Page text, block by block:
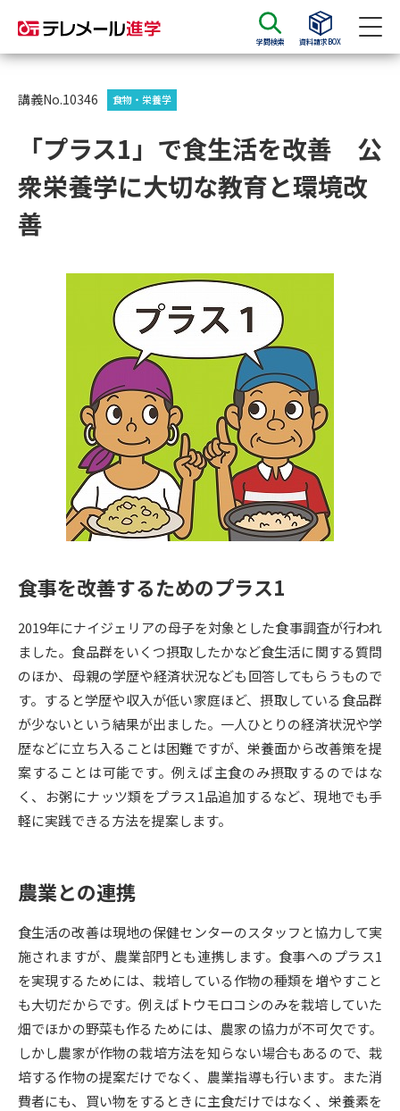
学問検索 資料請求BOX
資料請求
大学・短大の資料種類から請求
大学パンフ
大学・短大以外の資料から請求
専門学校の資料請求 大学院の資料請求
留学・進学関連、塾・予備校
大学入学共通テスト「受験案
内」の請求
大学入学共通テスト「受験上の
配慮案内」の請求
高等学校卒業程度認定試験
高等学校（情報）教員資格認定
大学研究 大学検索
大学で学べる内容や特徴を調べる
新増設大学・学部・学科特集
国際・グローバルに強い大学特
集
デジタルパンフレット
新学年スタート号特集ページ
（高3生用）
新学年スタート号特集ページ
（高2生用）
SELFBRAND特集ページ
オープンキャンパスなどを調べる
オープンキャンパス検索 実施プログラムから探す
講義No.10346 食物・栄養学
「プラス1」で食生活を改善 公
衆栄養学に大切な教育と環境改
善
食事を改善するためのプラス1
2019年にナイジェリアの母子を対象とした食事調査が行われ
ました。食品群をいくつ摂取したかなど食生活に関する質問
のほか、母親の学歴や経済状況なども回答してもらうもので
す。すると学歴や収入が低い家庭ほど、摂取している食品群
が少ないという結果が出ました。一人ひとりの経済状況や学
歴などに立ち入ることは困難ですが、栄養面から改善策を提
案することは可能です。例えば主食のみ摂取するのではな
く、お粥にナッツ類をプラス1品追加するなど、現地でも手
軽に実践できる方法を提案します。
農業との連携
食生活の改善は現地の保健センターのスタッフと協力して実
施されますが、農業部門とも連携します。食事へのプラス1
を実現するためには、栽培している作物の種類を増やすこと
も大切だからです。例えばトウモロコシのみを栽培していた
畑でほかの野菜も作るためには、農家の協力が不可欠です。
しかし農家が作物の栽培方法を知らない場合もあるので、栽
培する作物の提案だけでなく、農業指導も行います。また消
費者にも、買い物をするときに主食だけではなく、栄養素を